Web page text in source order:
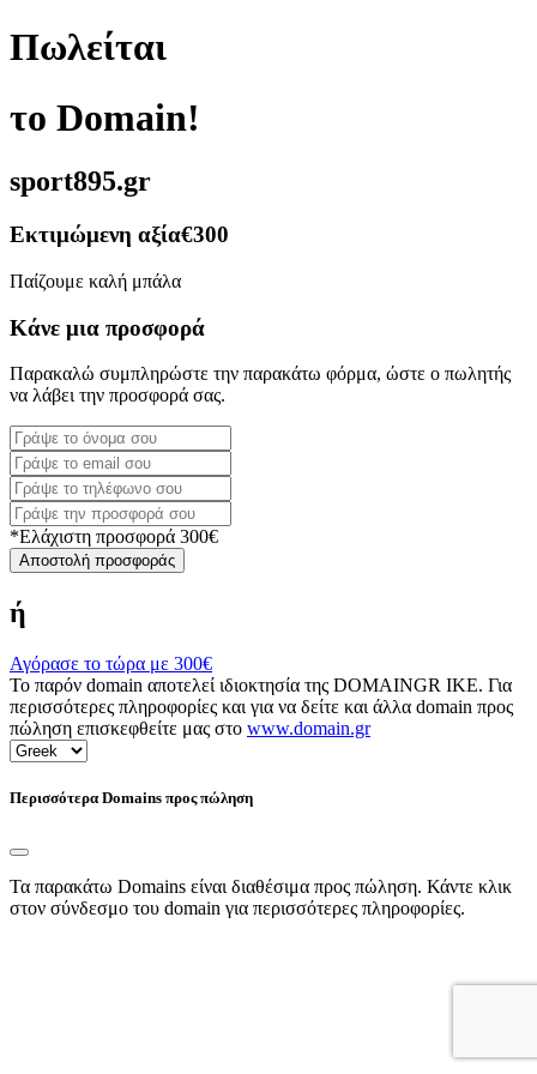
Πωλείται
το Domain!
sport895.gr
Εκτιμώμενη αξία€300
Παίζουμε καλή μπάλα
Κάνε μια προσφορά
Παρακαλώ συμπληρώστε την παρακάτω φόρμα, ώστε ο πωλητής
να λάβει την προσφορά σας.
*Ελάχιστη προσφορά 300€
Αποστολή προσφοράς
ή
Αγόρασε το τώρα με 300€
Το παρόν domain αποτελεί ιδιοκτησία της DOMAINGR ΙΚΕ. Για
περισσότερες πληροφορίες και για να δείτε και άλλα domain προς
πώληση επισκεφθείτε μας στο www.domain.gr
Περισσότερα Domains προς πώληση
Τα παρακάτω Domains είναι διαθέσιμα προς πώληση. Κάντε κλικ
στον σύνδεσμο του domain για περισσότερες πληροφορίες.